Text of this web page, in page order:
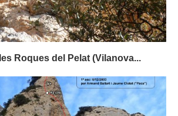
Roques del Pelat (Vilanova...